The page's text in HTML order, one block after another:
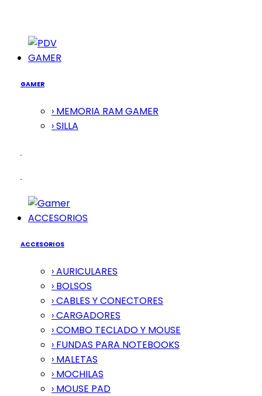
GAMER
GAMER
› MEMORIA RAM GAMER
› SILLA
ACCESORIOS
ACCESORIOS
› AURICULARES
› BOLSOS
› CABLES Y CONECTORES
› CARGADORES
› COMBO TECLADO Y MOUSE
› FUNDAS PARA NOTEBOOKS
› MALETAS
› MOCHILAS
› MOUSE PAD